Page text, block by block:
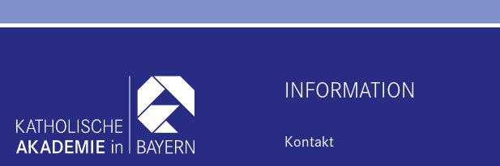
INFORMATION
Kontakt